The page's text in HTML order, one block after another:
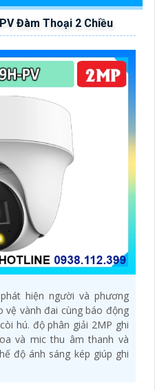
Đàm Thoại 2 Chiều
hiện người và phương
vệ vành đai cùng báo động
hú. độ phân giải 2MP ghi
và mic thu âm thanh và
độ ánh sáng kép giúp ghi